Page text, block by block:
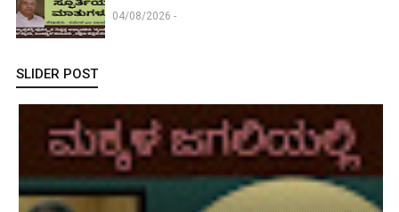
04/08/2026 -
SLIDER POST